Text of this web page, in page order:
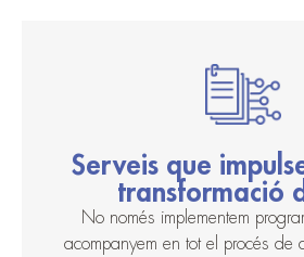
Serveis que
transformació
No només implementem
acompanyem en tot el procés de